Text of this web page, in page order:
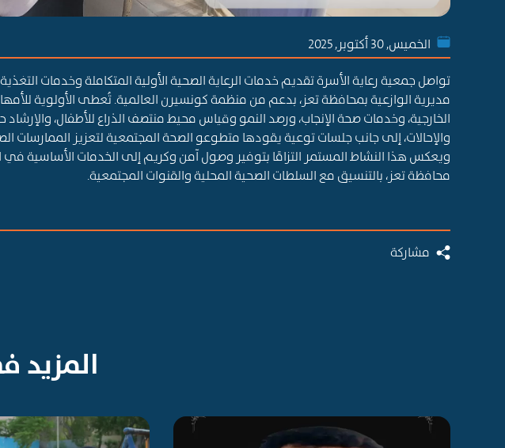
الخميس, 30 أكتوبر, 2025
تواصل جمعية رعاية الأسرة تقديم خدمات الرعاية الصحية الأولية المتكاملة وخدمات
مديرية الوازعية بمحافظة تعز، بدعم من منظمة كونسيرن العالمية. تُعطى الأولوية
الخارجية، وخدمات صحة الإنجاب، ورصد النمو وقياس محيط منتصف الذراع للأطفال، والإرشاد
والإحالات، إلى جانب جلسات توعية يقودها متطوعو الصحة المجتمعية لتعزيز الممارسات
ويعكس هذا النشاط المستمر التزامًا بتوفير وصول آمن وكريم إلى الخدمات الأساسية
محافظة تعز، بالتنسيق مع السلطات الصحية المحلية والقنوات المجتمعية.
مشاركة
المزيد